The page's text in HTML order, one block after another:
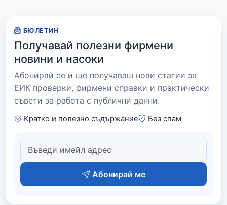
БЮЛЕТИН
Получавай полезни фирмени
новини и насоки
Абонирай се и ще получаваш нови статии за
ЕИК проверки, фирмени справки и практически
съвети за работа с публични данни.
Кратко и полезно съдържание Без спам
Абонирай ме